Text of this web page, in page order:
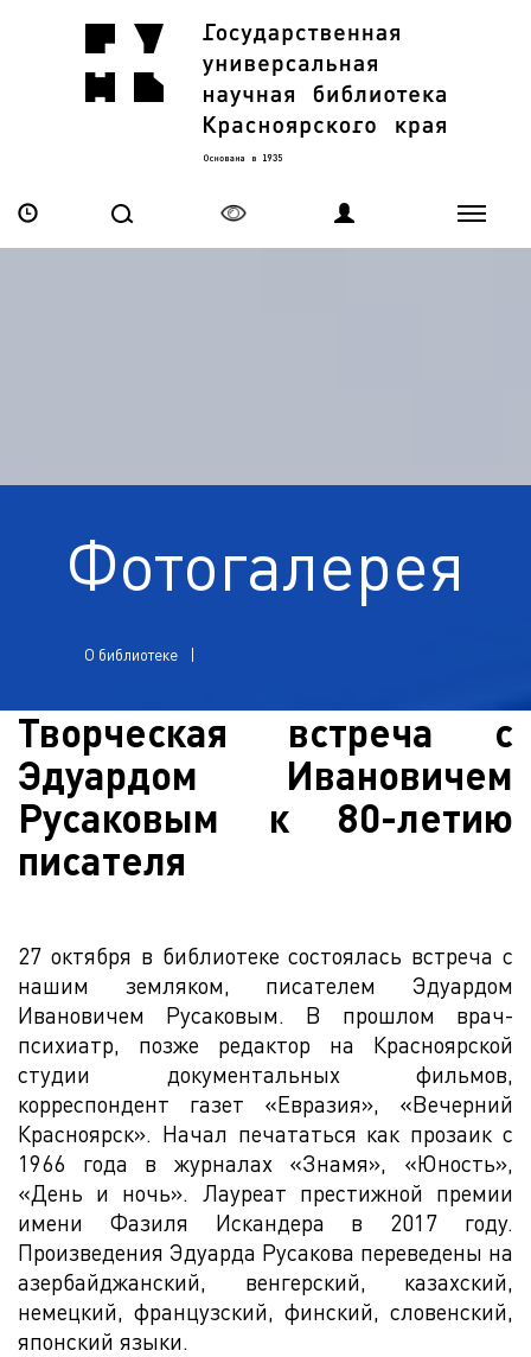
Фотогалерея
О библиотеке
Творческая встреча с
Эдуардом Ивановичем
Русаковым к 80-летию
писателя
27 октября в библиотеке состоялась встреча с
нашим земляком, писателем Эдуардом
Ивановичем Русаковым. В прошлом врач-
психиатр, позже редактор на Красноярской
студии документальных фильмов,
корреспондент газет «Евразия», «Вечерний
Красноярск». Начал печататься как прозаик с
1966 года в журналах «Знамя», «Юность»,
«День и ночь». Лауреат престижной премии
имени Фазиля Искандера в 2017 году.
Произведения Эдуарда Русакова переведены на
азербайджанский, венгерский, казахский,
немецкий, французский, финский, словенский,
японский языки.